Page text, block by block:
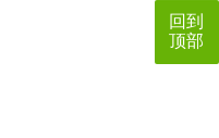
回到
顶部